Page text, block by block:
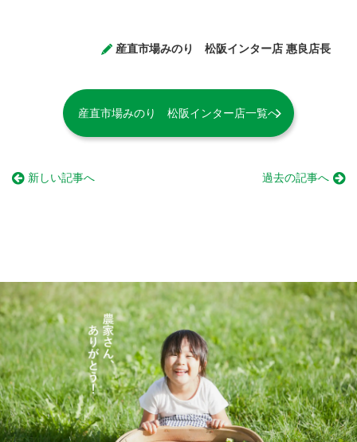
産直市場みのり 松阪インター店 惠良店長
産直市場みのり 松阪インター店一覧へ
新しい記事へ 過去の記事へ